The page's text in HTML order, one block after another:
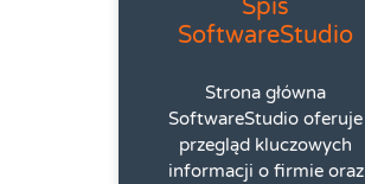
Spis
SoftwareStudio
Strona główna
SoftwareStudio oferuje
przegląd kluczowych
informacji o firmie oraz